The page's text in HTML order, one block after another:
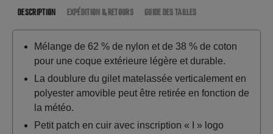
DESCRIPTION EXPÉDITION & RETOURS GUIDE DES TAILLES
Mélange de 62 % de nylon et de 38 % de coton
pour une coque extérieure légère et durable.
La doublure du gilet matelassée verticalement en
polyester amovible peut être retirée en fonction de
la météo.
Petit patch en cuir avec inscription « I » logo